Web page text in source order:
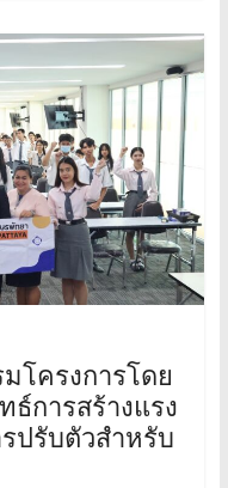
โครงการโดย
การสร้างแรง
ปรับตัวสำหรับ